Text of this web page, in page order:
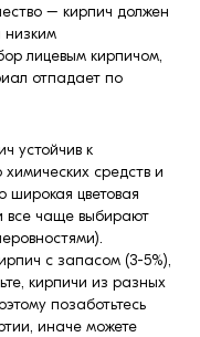
– кирпич должен
низким
лицевым кирпичом,
отпадает по
устойчив к
средств и
широкая цветовая
все чаще выбирают
с запасом (3-5%),
кирпичи из разных
позаботьтесь
иначе можете